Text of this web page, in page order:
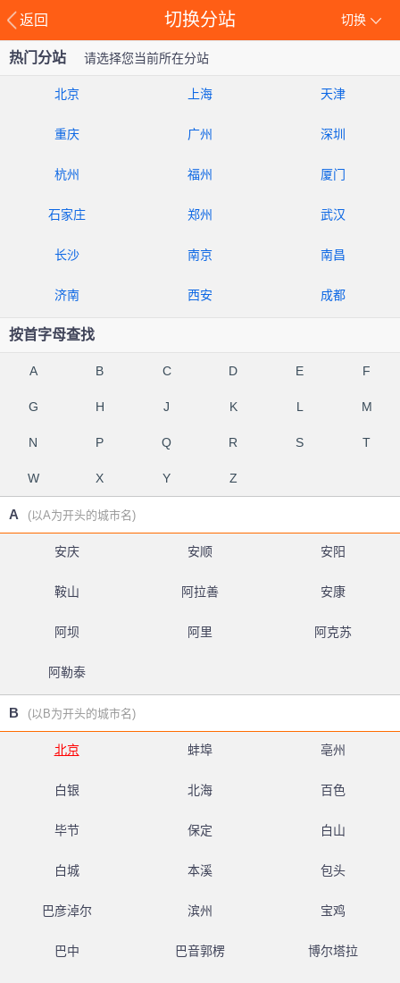
返回 切换
切换分站
热门分站 请选择您当前所在分站
北京 上海 天津
重庆 广州 深圳
杭州 福州 厦门
石家庄 郑州 武汉
长沙 南京 南昌
济南 西安 成都
按首字母查找
A B C D E F
G H J K L M
N P Q R S T
W X Y Z
A (以A为开头的城市名)
安庆 安顺 安阳
鞍山 阿拉善 安康
阿坝 阿里 阿克苏
阿勒泰
B (以B为开头的城市名)
北京 蚌埠 亳州
白银 北海 百色
毕节 保定 白山
白城 本溪 包头
巴彦淖尔 滨州 宝鸡
巴中 巴音郭楞 博尔塔拉